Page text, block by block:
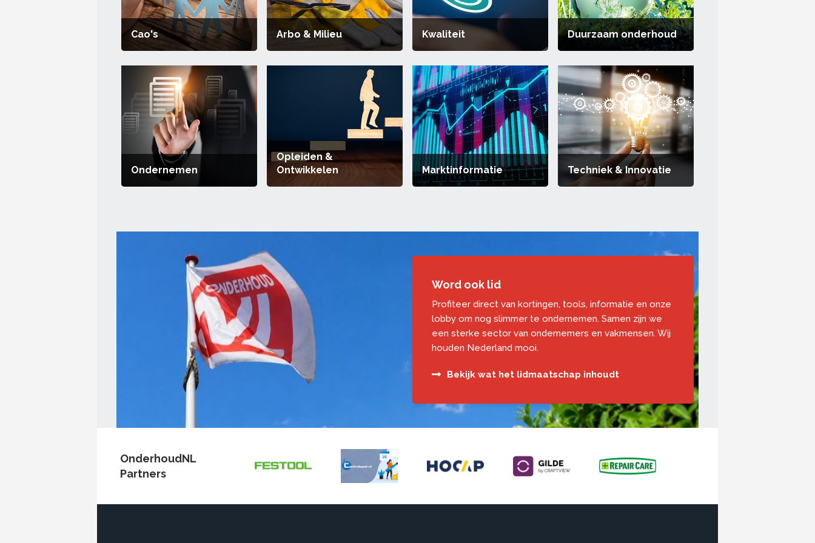
Cao's Arbo & Milieu Kwaliteit Duurzaam onderhoud
Ondernemen
Opleiden &
Ontwikkelen
Marktinformatie Techniek & Innovatie
Word ook lid
Profiteer direct van kortingen, tools, informatie en onze
lobby om nog slimmer te ondernemen. Samen zijn we
een sterke sector van ondernemers en vakmensen. Wij
houden Nederland mooi.
Bekijk wat het lidmaatschap inhoudt
OnderhoudNL
Partners